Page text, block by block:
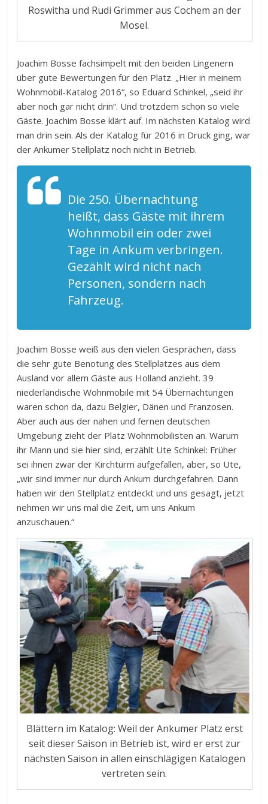
Roswitha und Rudi Grimmer aus Cochem an der
Mosel.
Joachim Bosse fachsimpelt mit den beiden Lingenern
über gute Bewertungen für den Platz. „Hier in meinem
Wohnmobil-Katalog 2016“, so Eduard Schinkel, „seid ihr
aber noch gar nicht drin“. Und trotzdem schon so viele
Gäste. Joachim Bosse klärt auf. Im nächsten Katalog wird
man drin sein. Als der Katalog für 2016 in Druck ging, war
der Ankumer Stellplatz noch nicht in Betrieb.
Die 250. Übernachtung
heißt, dass Gäste mit ihrem
Wohnmobil ein oder zwei
Tage in Ankum verbringen.
Gezählt wird nicht nach
Personen, sondern nach
Fahrzeug.
Joachim Bosse weiß aus den vielen Gesprächen, dass
die sehr gute Benotung des Stellplatzes aus dem
Ausland vor allem Gäste aus Holland anzieht. 39
niederländische Wohnmobile mit 54 Übernachtungen
waren schon da, dazu Belgier, Dänen und Franzosen.
Aber auch aus der nahen und fernen deutschen
Umgebung zieht der Platz Wohnmobilisten an. Warum
ihr Mann und sie hier sind, erzählt Ute Schinkel: Früher
sei ihnen zwar der Kirchturm aufgefallen, aber, so Ute,
„wir sind immer nur durch Ankum durchgefahren. Dann
haben wir den Stellplatz entdeckt und uns gesagt, jetzt
nehmen wir uns mal die Zeit, um uns Ankum
anzuschauen.“
Blättern im Katalog: Weil der Ankumer Platz erst
seit dieser Saison in Betrieb ist, wird er erst zur
nächsten Saison in allen einschlägigen Katalogen
vertreten sein.